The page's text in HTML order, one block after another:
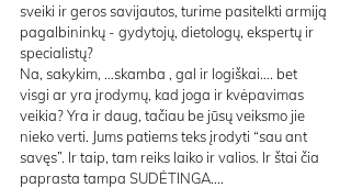
sveiki ir geros savijautos, turime pasitelkti armiją
pagalbininkų - gydytojų, dietologų, ekspertų ir
specialistų?
Na, sakykim, …skamba , gal ir logiškai…. bet
visgi ar yra įrodymų, kad joga ir kvėpavimas
veikia? Yra ir daug, tačiau be jūsų veiksmo jie
nieko verti. Jums patiems teks įrodyti “sau ant
savęs”. Ir taip, tam reiks laiko ir valios. Ir štai čia
paprasta tampa SUDĖTINGA....